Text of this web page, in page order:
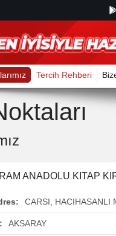
Tercih Rehberi
ANADOLU KITAP
CARSI, HACIHASANLI
AKSARAY